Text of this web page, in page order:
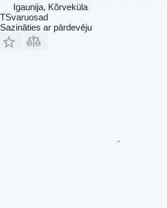
Igaunija, Kõrveküla
TSvaruosad
Sazināties ar pārdevēju